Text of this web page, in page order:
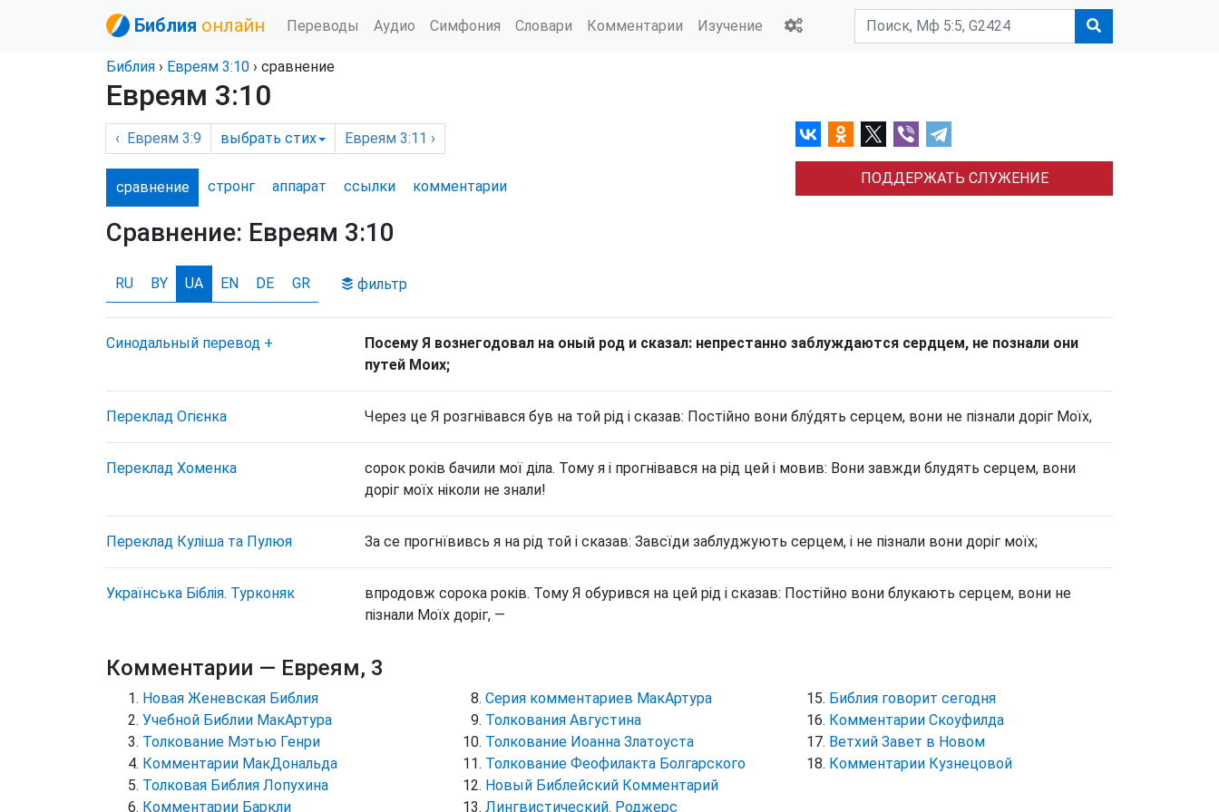
Библия онлайн Переводы Аудио Симфония Словари Комментарии Изучение
Библия › Евреям 3:10 › сравнение
Евреям 3:10
‹ Евреям 3:9 выбрать стих Евреям 3:11 ›
сравнение стронг аппарат ссылки комментарии ПОДДЕРЖАТЬ СЛУЖЕНИЕ
Сравнение: Евреям 3:10
RU BY UA EN DE GR фильтр
Синодальный перевод +
Посему Я вознегодовал на оный род и сказал: непрестанно заблуждаются сердцем, не познали они
путей Моих;
Переклад Огієнка Через це Я розгнівався був на той рід і сказав: Постійно вони блу́дять серцем, вони не пізнали доріг Моїх,
Переклад Хоменка
сорок років бачили мої діла. Тому я і прогнівався на рід цей і мовив: Вони завжди блудять серцем, вони
доріг моїх ніколи не знали!
Переклад Куліша та Пулюя За се прогнївивсь я на рід той і сказав: Завсїди заблуджують серцем, і не пізнали вони доріг моїх;
Українська Біблія. Турконяк
впродовж сорока років. Тому Я обурився на цей рід і сказав: Постійно вони блукають серцем, вони не
пізнали Моїх доріг, —
Комментарии — Евреям, 3
Новая Женевская Библия
Учебной Библии МакАртура
Толкование Мэтью Генри
Комментарии МакДональда
Толковая Библия Лопухина
Комментарии Баркли
Серия комментариев МакАртура
Толкования Августина
Толкование Иоанна Златоуста
Толкование Феофилакта Болгарского
Новый Библейский Комментарий
Лингвистический. Роджерс
Библия говорит сегодня
Комментарии Скоуфилда
Ветхий Завет в Новом
Комментарии Кузнецовой